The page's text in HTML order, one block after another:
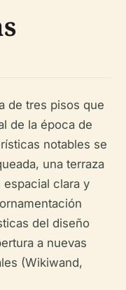
de tres pisos que
de la época de
notables se
una terraza
espacial clara y
del diseño
a nuevas
(Wikiwand,